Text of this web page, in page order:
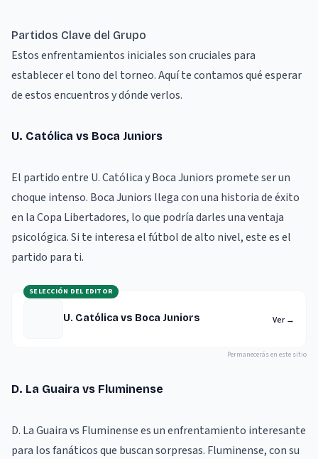
Partidos Clave del Grupo
Estos enfrentamientos iniciales son cruciales para
establecer el tono del torneo. Aquí te contamos qué esperar
de estos encuentros y dónde verlos.
U. Católica vs Boca Juniors
El partido entre U. Católica y Boca Juniors promete ser un
choque intenso. Boca Juniors llega con una historia de éxito
en la Copa Libertadores, lo que podría darles una ventaja
psicológica. Si te interesa el fútbol de alto nivel, este es el
partido para ti.
SELECCIÓN DEL EDITOR
U. Católica vs Boca Juniors Ver→
Permanecerás en este sitio
D. La Guaira vs Fluminense
D. La Guaira vs Fluminense es un enfrentamiento interesante
para los fanáticos que buscan sorpresas. Fluminense, con su